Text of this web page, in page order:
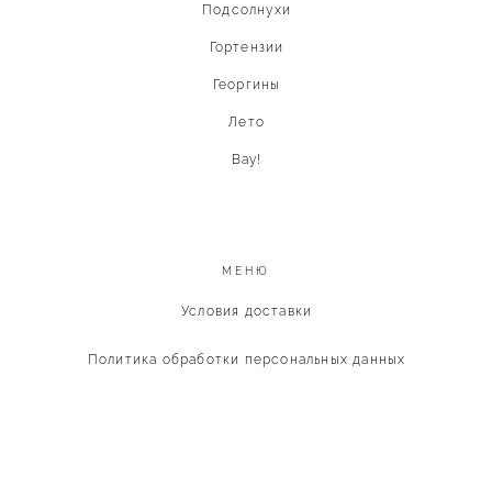
Подсолнухи
Гортензии
Георгины
Лето
Вау!
МЕНЮ
Условия доставки
Политика обработки персональных данных